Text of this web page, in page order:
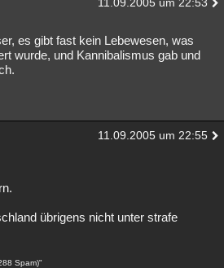
11.09.2005 um 22:53
es gibt fast kein Lebewesen, was
wurde, und Kannibalismus gab und
11.09.2005 um 22:55
übrigens nicht unter strafe
Spam)"